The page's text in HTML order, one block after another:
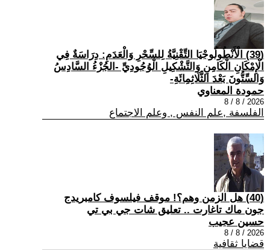
(39) الْأَنْطُولُوجْيَا التِّقْنِيَّةُ لِلسِّحْرِ وَالْعَدَمِ: دِرَاسَةٌ فِي
الْإِمْكَانِ الْكَامِنِ وَالتَّشْكِيلِ الْوُجُودِيِّ -الجُزْءُ السَّادِسُ
وَالسِّتُّونَ بَعْدَ الثَّلَاثِمِائَةِ-
حمودة المعناوي
2026 / 8 / 8
الفلسفة ,علم النفس , وعلم الاجتماع
(40) هل الزمن وهم؟! موقف فيلسوف كامبريدج
جون ماك تاغارت .. تعليق شات جي بي تي
حسين عجيب
2026 / 8 / 8
قضايا ثقافية